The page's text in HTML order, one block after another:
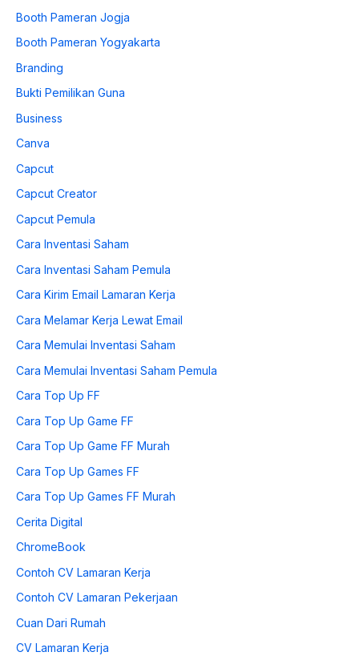
Booth Pameran Jogja
Booth Pameran Yogyakarta
Branding
Bukti Pemilikan Guna
Business
Canva
Capcut
Capcut Creator
Capcut Pemula
Cara Inventasi Saham
Cara Inventasi Saham Pemula
Cara Kirim Email Lamaran Kerja
Cara Melamar Kerja Lewat Email
Cara Memulai Inventasi Saham
Cara Memulai Inventasi Saham Pemula
Cara Top Up FF
Cara Top Up Game FF
Cara Top Up Game FF Murah
Cara Top Up Games FF
Cara Top Up Games FF Murah
Cerita Digital
ChromeBook
Contoh CV Lamaran Kerja
Contoh CV Lamaran Pekerjaan
Cuan Dari Rumah
CV Lamaran Kerja